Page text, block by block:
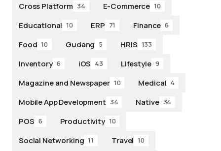
Cross Platform 34 E-Commerce 10
Educational 10 ERP 71 Finance 6
Food 10 Gudang 5 HRIS 133
Inventory 6 iOS 43 Lifestyle 9
Magazine and Newspaper 10 Medical 4
Mobile App Development 34 Native 34
POS 6 Productivity 10
Social Networking 11 Travel 10